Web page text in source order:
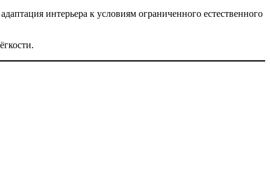
интерьера к условиям ограниченного естественного